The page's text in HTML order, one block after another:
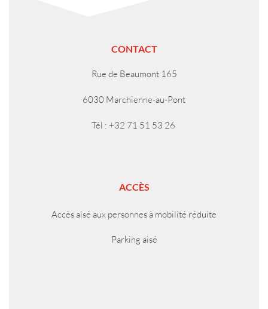
CONTACT
Rue de Beaumont 165
6030 Marchienne-au-Pont
Tél : +32 71 51 53 26
ACCÈS
Accès aisé aux personnes à mobilité réduite
Parking aisé